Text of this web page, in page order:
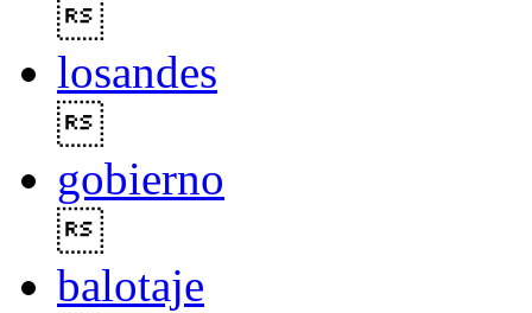
losandes
gobierno
balotaje